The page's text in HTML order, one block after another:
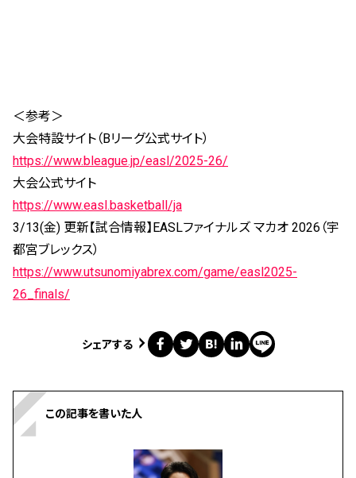
＜参考＞
大会特設サイト（Bリーグ公式サイト）
https://www.bleague.jp/easl/2025-26/
大会公式サイト
https://www.easl.basketball/ja
3/13(金) 更新【試合情報】EASLファイナルズ マカオ 2026（宇
都宮ブレックス）
https://www.utsunomiyabrex.com/game/easl2025-
26_finals/
シェアする
この記事を書いた人